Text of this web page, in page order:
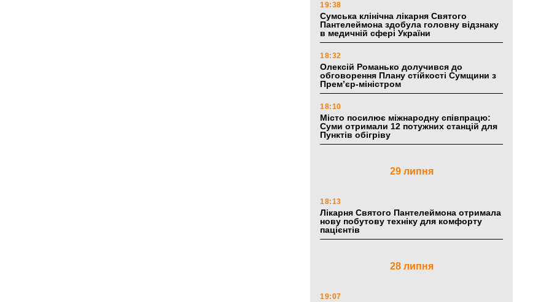
19:38
Сумська клінічна лікарня Святого
Пантелеймона здобула головну відзнаку
в медичній сфері України
18:32
Олексій Романько долучився до
обговорення Плану стійкості Сумщини з
Прем’єр-міністром
18:10
Місто посилює міжнародну співпрацю:
Суми отримали 12 потужних станцій для
Пунктів обігріву
29 липня
18:13
Лікарня Святого Пантелеймона отримала
нову побутову техніку для комфорту
пацієнтів
28 липня
19:07